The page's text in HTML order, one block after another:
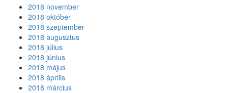
2018 november
2018 október
2018 szeptember
2018 augusztus
2018 július
2018 június
2018 május
2018 április
2018 március